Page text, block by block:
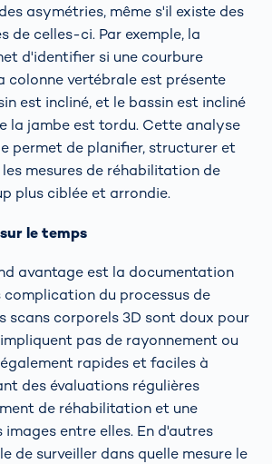
asymétries, même s'il existe des
de celles-ci. Par exemple, la
d'identifier si une courbure
colonne vertébrale est présente
est incliné, et le bassin est incliné
la jambe est tordu. Cette analyse
permet de planifier, structurer et
mesures de réhabilitation de
plus ciblée et arrondie.
le temps
avantage est la documentation
du processus de
scans corporels 3D sont doux pour
pas de rayonnement ou
rapides et faciles à
des évaluations régulières
de réhabilitation et une
entre elles. En d'autres
de surveiller dans quelle mesure le